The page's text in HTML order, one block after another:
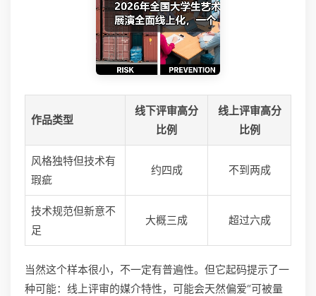
作品类型
线下评审高分
比例
线上评审高分
比例
风格独特但技术有
瑕疵
约四成 不到两成
技术规范但新意不
足
大概三成 超过六成
当然这个样本很小，不一定有普遍性。但它起码提示了一
种可能：线上评审的媒介特性，可能会天然偏爱“可被量